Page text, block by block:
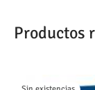
Productos